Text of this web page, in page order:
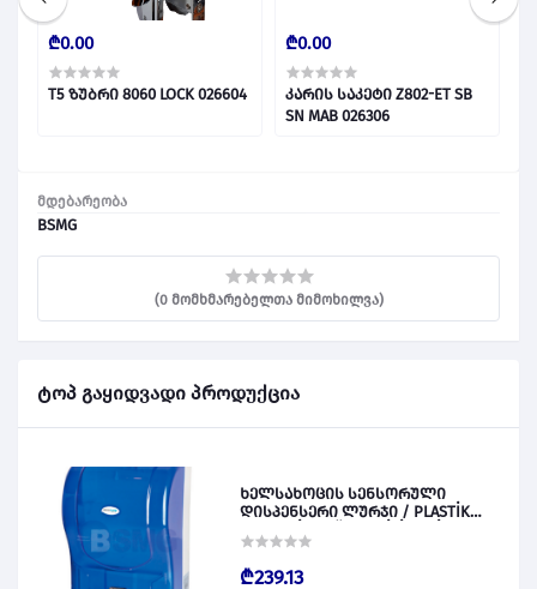
მდებარეობა
BSMG
(0 მომხმარებელთა მიმოხილვა)
ტოპ გაყიდვადი პროდუქცია
ხელსახოცის სენსორული
დისპენსერი ლურჯი / PLASTİK
₾239.13
₾0.00
T5 ზუბრი 8060 LOCK 026604
₾0.00
კარის საკეტი Z802-ET SB
SN MAB 026306